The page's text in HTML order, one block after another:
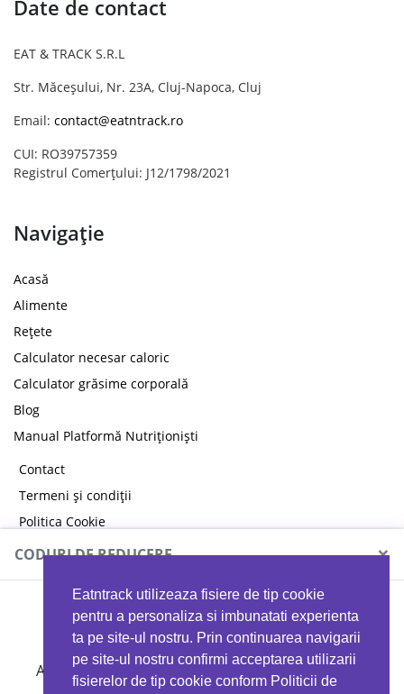
Eatntrack utilizeaza fisiere de tip cookie
pentru a personaliza si imbunatati experienta
ta pe site-ul nostru. Prin continuarea navigarii
pe site-ul nostru confirmi acceptarea utilizarii
fisierelor de tip cookie conform Politicii de
Date de contact
EAT & TRACK S.R.L
Str. Măceșului, Nr. 23A, Cluj-Napoca, Cluj
Email: contact@eatntrack.ro
CUI: RO39757359
Registrul Comerțului: J12/1798/2021
Navigație
Acasă
Alimente
Rețete
Calculator necesar caloric
Calculator grăsime corporală
Blog
Manual Platformă Nutriționiști
Contact
Termeni și condiții
Politica Cookie
Politica de confidențialitate
CODURI DE REDUCERE ×
MYPROTEIN
Ai 40%reducere la orice comandă folosind codul